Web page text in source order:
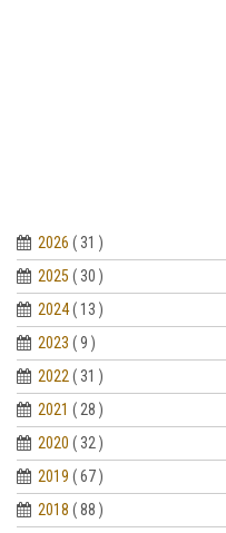
2026 ( 31 )
2025 ( 30 )
2024( 13 )
2023 ( 9 )
2022( 31 )
2021 ( 28 )
2020 ( 32 )
2019 ( 67 )
2018 ( 88 )